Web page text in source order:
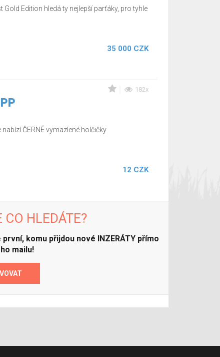
Gold Edition hledá ty nejlepší parťáky, pro tyhle
35 000 CZK
182x
nabízí ČERNÉ vymazlené holčičky
12 CZK
CO HLEDÁTE?
komu přijdou nové INZERÁTY přímo
mailu!